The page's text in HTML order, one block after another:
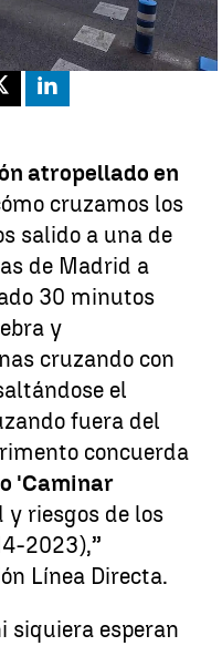
18:43
Linkedin
atropellado en
cruzamos los
salido a una de
de Madrid a
30 minutos
y
cruzando con
el
fuera del
concuerda
'Caminar
riesgos de los
2023),”
Línea Directa.
siquiera esperan